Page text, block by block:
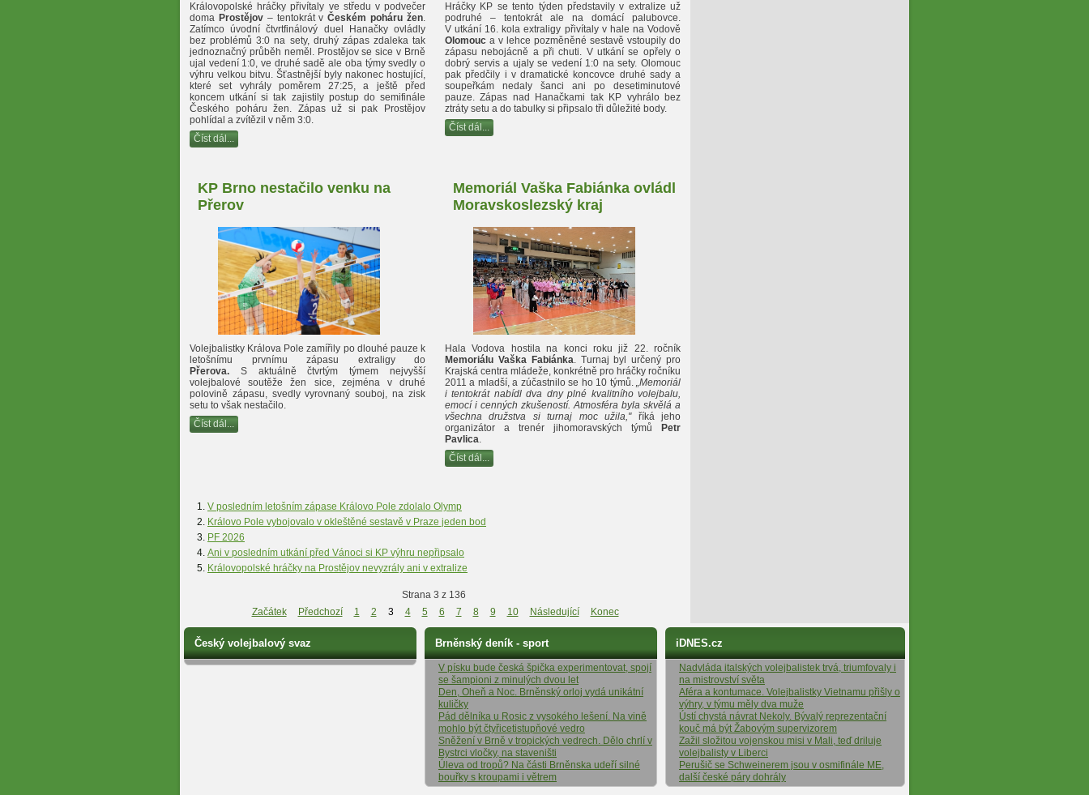
Královopolské hráčky přivítaly ve středu v podvečer
doma Prostějov– tentokrát vČeském poháru žen.
Zatímco úvodní čtvrtfinálový duel Hanačky ovládly
bez problémů 3:0 na sety, druhý zápas zdaleka tak
jednoznačný průběh neměl. Prostějov se sice v Brně
ujal vedení 1:0, ve druhé sadě ale oba týmy svedly o
výhru velkou bitvu. Šťastnější byly nakonec hostující,
které set vyhrály poměrem 27:25, a ještě před
koncem utkání si tak zajistily postup do semifinále
Českého poháru žen. Zápas už si pak Prostějov
pohlídal a zvítězil v něm 3:0.
Číst dál...
Hráčky KP se tento týden představily v extralize už
podruhé – tentokrát ale na domácí palubovce.
V utkání 16. kola extraligy přivítaly v hale na Vodově
Olomouc a v lehce pozměněné sestavě vstoupily do
zápasu nebojácně a při chuti. V utkání se opřely o
dobrý servis a ujaly se vedení 1:0 na sety. Olomouc
pak předčily i v dramatické koncovce druhé sady a
soupeřkám nedaly šanci ani po desetiminutové
pauze. Zápas nad Hanačkami tak KP vyhrálo bez
ztráty setu a do tabulky si připsalo tři důležité body.
Číst dál...
KP Brno nestačilo venku na
Přerov
Volejbalistky Králova Pole zamířily po dlouhé pauze k
letošnímu prvnímu zápasu extraligy do
Přerova. S aktuálně čtvrtým týmem nejvyšší
volejbalové soutěže žen sice, zejména v druhé
polovině zápasu, svedly vyrovnaný souboj, na zisk
setu to však nestačilo.
Číst dál...
Memoriál Vaška Fabiánka ovládl
Moravskoslezský kraj
Hala Vodova hostila na konci roku již 22. ročník
Memoriálu Vaška Fabiánka. Turnaj byl určený pro
Krajská centra mládeže, konkrétně pro hráčky ročníku
2011 a mladší, a zúčastnilo se ho 10 týmů. „Memoriál
i tentokrát nabídl dva dny plné kvalitního volejbalu,
emocí i cenných zkušeností. Atmosféra byla skvělá a
všechna družstva si turnaj moc užila," říká jeho
organizátor a trenér jihomoravských týmů
Petr
Pavlica.
Číst dál...
V posledním letošním zápase Královo Pole zdolalo Olymp
Královo Pole vybojovalo v okleštěné sestavě v Praze jeden bod
PF 2026
Ani v posledním utkání před Vánoci si KP výhru nepřipsalo
Královopolské hráčky na Prostějov nevyzrály ani v extralize
Strana 3 z 136
Začátek
Předchozí 1 2 3 4 5 6 7 8 9 10 Následující Konec
Český volejbalový svaz Brněnský deník - sport
V písku bude česká špička experimentovat, spojí
se šampioni z minulých dvou let
Den, Oheň a Noc. Brněnský orloj vydá unikátní
kuličky
Pád dělníka u Rosic z vysokého lešení. Na vině
mohlo být čtyřicetistupňové vedro
Sněžení v Brně v tropických vedrech. Dělo chrlí v
Bystrci vločky, na staveništi
Úleva od tropů? Na části Brněnska udeří silné
bouřky s kroupami i větrem
iDNES.cz
Nadvláda italských volejbalistek trvá, triumfovaly i
na mistrovství světa
Aféra a kontumace. Volejbalistky Vietnamu přišly o
výhry, v týmu měly dva muže
Ústí chystá návrat Nekoly. Bývalý reprezentační
kouč má být Žabovým supervizorem
Zažil složitou vojenskou misi v Mali, teď driluje
volejbalisty v Liberci
Perušič se Schweinerem jsou v osmifinále ME,
další české páry dohrály